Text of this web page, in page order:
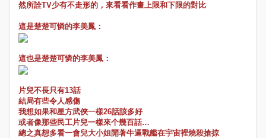
然所詮TV少有不走形的，來看看作畫上限和下限的對比
這是楚楚可憐的李美鳳：
這也是楚楚可憐的李美鳳：
片兒不長只有13話
結局有些令人感傷
我想如果和星方武俠一樣26話該多好
或者像那些民工片兒一樣來个幾百話…
總之真想多看一會兒大小姐開著牛逼戰艦在宇宙裡燒殺搶掠